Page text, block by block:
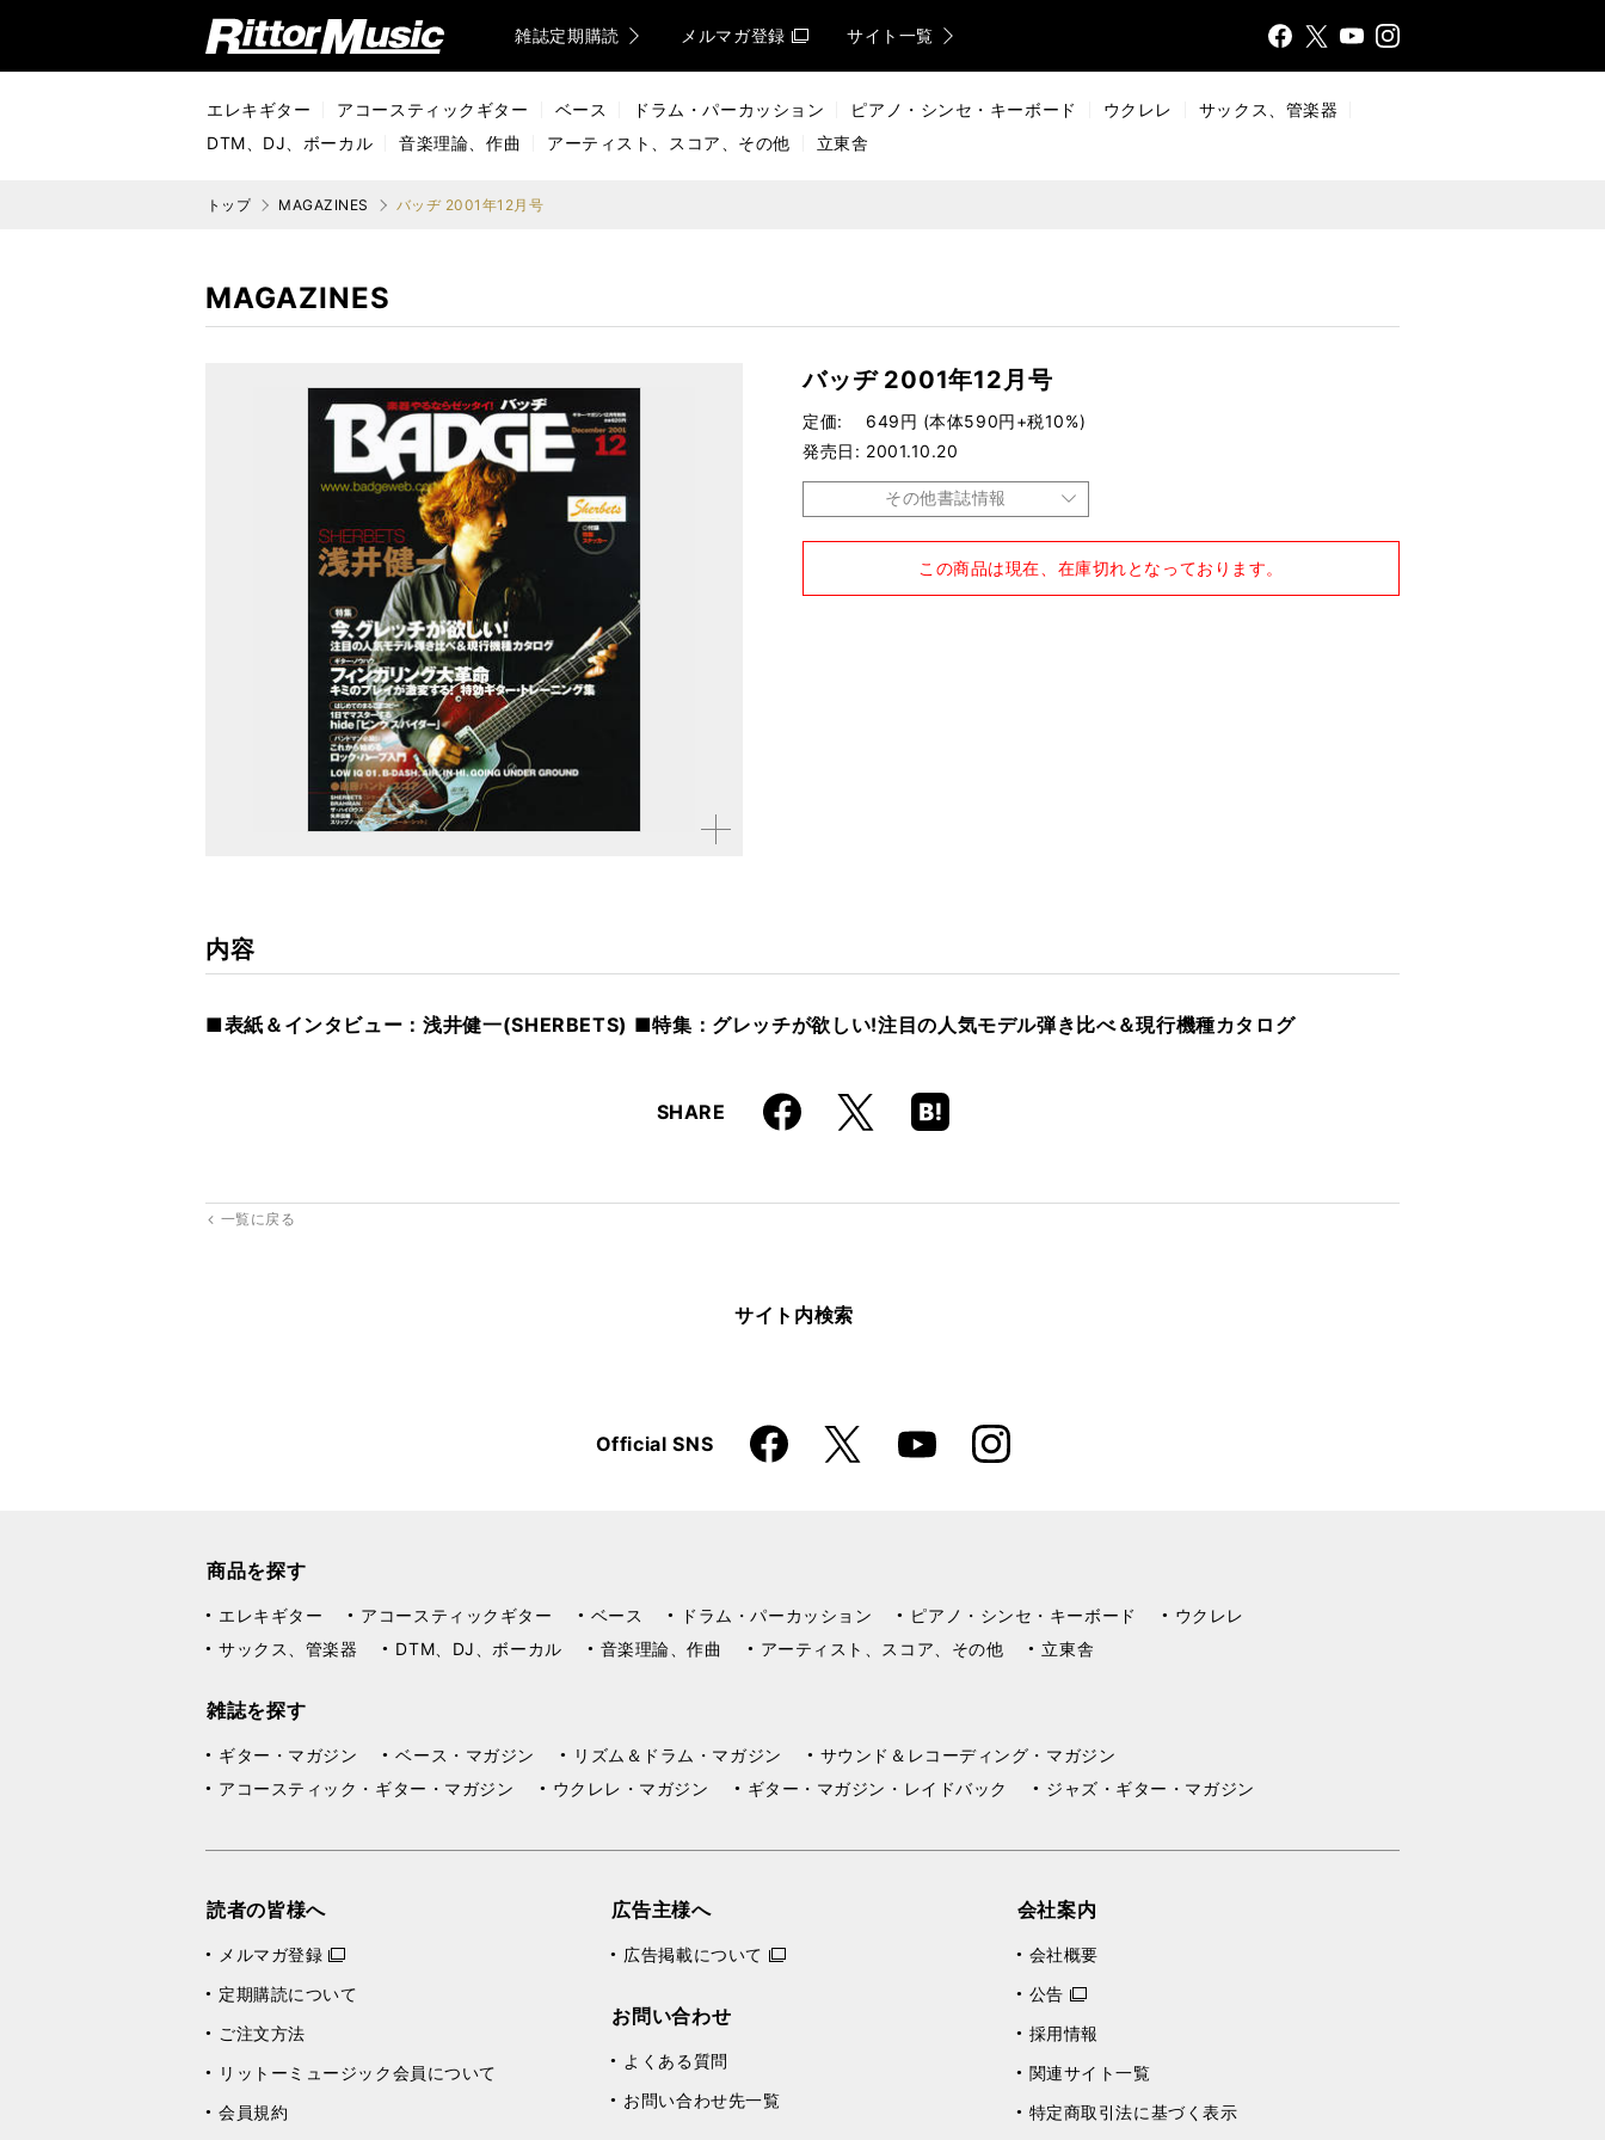
リットーミュージック (Rittor Music) 雑誌定期購読 メルマガ登録 サイト一覧
FaceX
YouTInsta
エレキギター アコースティックギター ベース ドラム・パーカッション ピアノ・シンセ・キーボード ウクレレ
サックス、管楽器
DTM、DJ、ボーカル
音楽理論、作曲 アーティスト、スコア、その他 立東舎
トップ MAGAZINES バッヂ 2001年12月号
MAGAZINES
拡大す
バッヂ 2001年12月号
定価
649円 (本体590円+税10%)
発売日
2001.10.20
その他書誌情報
雑誌この商品は現在、在庫切れとなっております。
内容
■表紙＆インタビュー：浅井健一(SHERBETS) ■特集：グレッチが欲しい!注目の人気モデル弾き比べ＆現行機種カタログ
SHARE Faceboo
k
X
Hatena
Boo
一覧に戻る
サイト内検索
Official SNSFaceboo
k
X YouTube Instagra
m
商品を探す
エレキギター アコースティックギター ベース ドラム・パーカッション ピアノ・シンセ・キーボード
ウクレレ
サックス、管楽器
DTM、DJ、ボーカル 音楽理論、作曲 アーティスト、スコア、その他 立東舎
雑誌を探す
ギター・マガジン ベース・マガジン リズム＆ドラム・マガジン
サウンド＆レコーディング・マガジン
アコースティック・ギター・マガジン
ウクレレ・マガジン ギター・マガジン・レイドバック ジャズ・ギター・マガジン
読者の皆様へ
メルマガ登録
定期購読について
ご注文方法
リットーミュージック会員について
会員規約
広告主様へ
広告掲載について
お問い合わせ
よくある質問
お問い合わせ先一覧
会社案内
会社概要
公告
採用情報
関連サイト一覧
特定商取引法に基づく表示